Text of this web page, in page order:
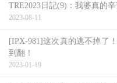
TRE2023日記(9)：我婆真的辛
2023-08-11
[IPX-981]这次真的逃不掉了
到翻！
2023-01-19